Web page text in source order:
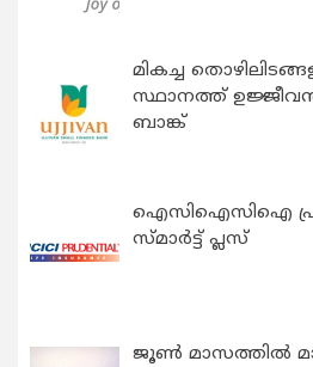
മികച്ച
സ്ഥാനത്ത്
ബാങ്ക്
ഐസിഐസിഐ പ്രു
സ്മാർട്ട് പ്ലസ്
ജൂൺ മാസത്തിൽ